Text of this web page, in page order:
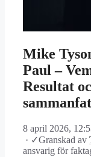
Mike
Paul –
Resultat
8 april 2026,
· ✓Granskad av
ansvarig för